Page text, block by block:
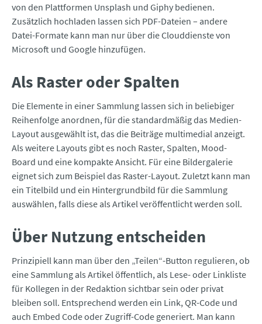
von den Plattformen Unsplash und Giphy bedienen.
Zusätzlich hochladen lassen sich PDF-Dateien – andere
Datei-Formate kann man nur über die Clouddienste von
Microsoft und Google hinzufügen.
Als Raster oder Spalten
Die Elemente in einer Sammlung lassen sich in beliebiger
Reihenfolge anordnen, für die standardmäßig das Medien-
Layout ausgewählt ist, das die Beiträge multimedial anzeigt.
Als weitere Layouts gibt es noch Raster, Spalten, Mood-
Board und eine kompakte Ansicht. Für eine Bildergalerie
eignet sich zum Beispiel das Raster-Layout. Zuletzt kann man
ein Titelbild und ein Hintergrundbild für die Sammlung
auswählen, falls diese als Artikel veröffentlicht werden soll.
Über Nutzung entscheiden
Prinzipiell kann man über den „Teilen“-Button regulieren, ob
eine Sammlung als Artikel öffentlich, als Lese- oder Linkliste
für Kollegen in der Redaktion sichtbar sein oder privat
bleiben soll. Entsprechend werden ein Link, QR-Code und
auch Embed Code oder Zugriff-Code generiert. Man kann